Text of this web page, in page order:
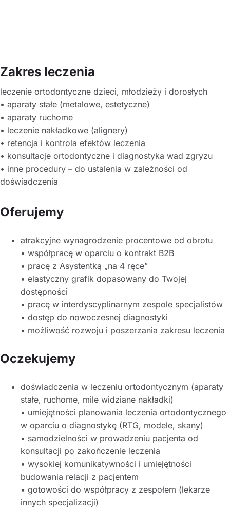
Zakres leczenia
leczenie ortodontyczne dzieci, młodzieży i dorosłych
• aparaty stałe (metalowe, estetyczne)
• aparaty ruchome
• leczenie nakładkowe (alignery)
• retencja i kontrola efektów leczenia
• konsultacje ortodontyczne i diagnostyka wad zgryzu
• inne procedury – do ustalenia w zależności od
doświadczenia
Oferujemy
atrakcyjne wynagrodzenie procentowe od obrotu
• współpracę w oparciu o kontrakt B2B
• pracę z Asystentką „na 4 ręce”
• elastyczny grafik dopasowany do Twojej
dostępności
• pracę w interdyscyplinarnym zespole specjalistów
• dostęp do nowoczesnej diagnostyki
• możliwość rozwoju i poszerzania zakresu leczenia
Oczekujemy
doświadczenia w leczeniu ortodontycznym (aparaty
stałe, ruchome, mile widziane nakładki)
• umiejętności planowania leczenia ortodontycznego
w oparciu o diagnostykę (RTG, modele, skany)
• samodzielności w prowadzeniu pacjenta od
konsultacji po zakończenie leczenia
• wysokiej komunikatywności i umiejętności
budowania relacji z pacjentem
• gotowości do współpracy z zespołem (lekarze
innych specjalizacji)